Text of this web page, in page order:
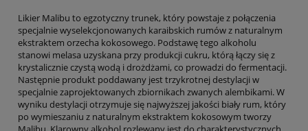
Likier Malibu to egzotyczny trunek, który powstaje z połączenia
specjalnie wyselekcjonowanych karaibskich rumów z naturalnym
ekstraktem orzecha kokosowego. Podstawę tego alkoholu
stanowi melasa uzyskana przy produkcji cukru, którą łączy się z
krystalicznie czystą wodą i drożdżami, co prowadzi do fermentacji.
Następnie produkt poddawany jest trzykrotnej destylacji w
specjalnie zaprojektowanych zbiornikach zwanych alembikami. W
wyniku destylacji otrzymuje się najwyższej jakości biały rum, który
po wymieszaniu z naturalnym ekstraktem kokosowym tworzy